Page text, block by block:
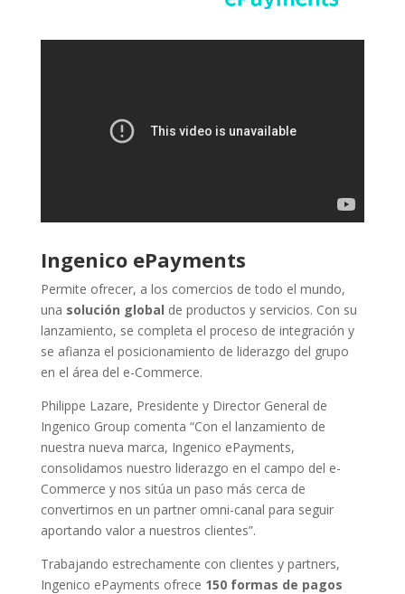
Ingenico ePayments
Permite ofrecer, a los comercios de todo el mundo,
una solución global de productos y servicios. Con su
lanzamiento, se completa el proceso de integración y
se afianza el posicionamiento de liderazgo del grupo
en el área del e-Commerce.
Philippe Lazare, Presidente y Director General de
Ingenico Group comenta “Con el lanzamiento de
nuestra nueva marca, Ingenico ePayments,
consolidamos nuestro liderazgo en el campo del e-
Commerce y nos sitúa un paso más cerca de
convertirnos en un partner omni-canal para seguir
aportando valor a nuestros clientes”.
Trabajando estrechamente con clientes y partners,
Ingenico ePayments ofrece 150 formas de pagos